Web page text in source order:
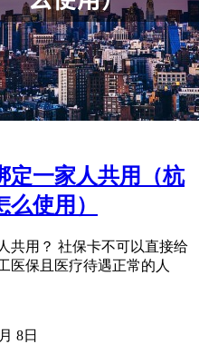
定一家人共用（杭
使用）
共用？ 社保卡不可以直接给
医保且医疗待遇正常的人
8日